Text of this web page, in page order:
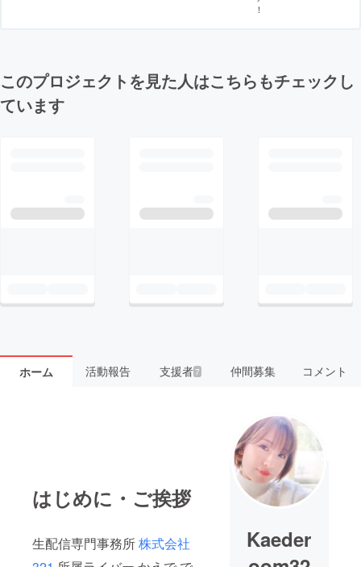
！
このプロジェクトを見た人はこちらもチェックし
ています
ホーム 活動報告 支援者7 仲間募集 コメント
はじめに・ご挨拶
生配信専門事務所株式会社
Kaeder